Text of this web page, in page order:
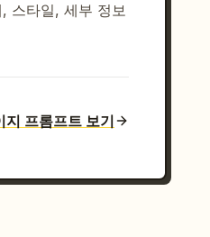
스타일, 세부 정보
지 프롬프트 보기